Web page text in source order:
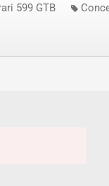
599 GTB